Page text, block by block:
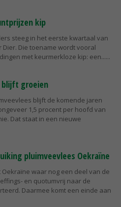
kip
steeg in het eerste kwartaal van
Die toename wordt vooral
met keurmerkloze kip: een...
blijft groeien
blijft de komende jaren
1,5 procent per hoofd van
Dat staat in een nieuwe
pluimveevlees Oekraïne
waar nog een deel van de
en quotumvrij naar de
Daarmee komt een einde aan